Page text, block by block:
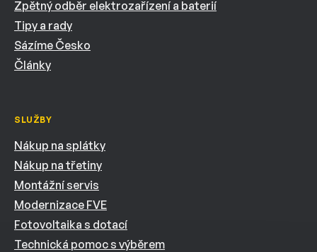
Zpětný odběr elektrozařízení a baterií
Tipy a rady
Sázíme Česko
Články
SLUŽBY
Nákup na splátky
Nákup na třetiny
Montážní servis
Modernizace FVE
Fotovoltaika s dotací
Technická pomoc s výběrem